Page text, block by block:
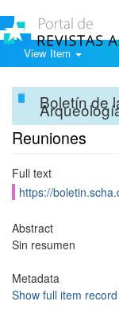
View Item
Boletín de
Reuniones
Full text
https://
Abstract
Sin resumen
Metadata
Show full item record